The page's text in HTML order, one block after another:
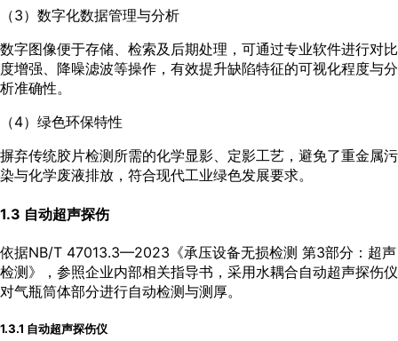
（3）数字化数据管理与分析
数字图像便于存储、检索及后期处理，可通过专业软件进行对比
度增强、降噪滤波等操作，有效提升缺陷特征的可视化程度与分
析准确性。
（4）绿色环保特性
摒弃传统胶片检测所需的化学显影、定影工艺，避免了重金属污
染与化学废液排放，符合现代工业绿色发展要求。
1.3 自动超声探伤
依据NB/T 47013.3—2023《承压设备无损检测 第3部分：超声
检测》，参照企业内部相关指导书，采用水耦合自动超声探伤仪
对气瓶筒体部分进行自动检测与测厚。
1.3.1 自动超声探伤仪